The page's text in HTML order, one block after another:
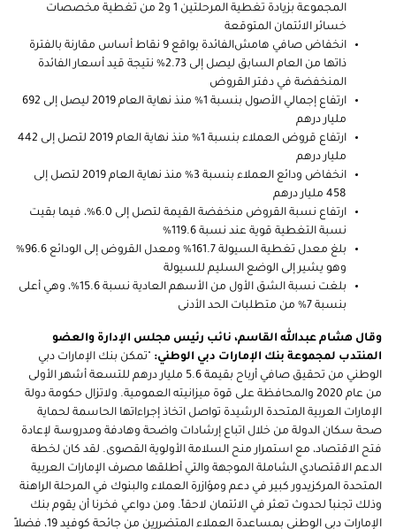
المجموعة بزيادة تغطية المرحلتين 1 و2 من تغطية مخصصات
خسائر الائتمان المتوقعة
انخفاض صافي هامش
الفائدة بواقع 9 نقاط أساس مقارنة بالفترة
ذاتها من العام السابق ليصل إلى 2.73% نتيجة قيد أسعار الفائدة
المنخفضة في دفتر القروض
ارتفاع إجمالي الأصول بنسبة 1% منذ نهاية العام 2019 ليصل إلى 692
مليار درهم
ارتفاع قروض العملاء بنسبة 1% منذ نهاية العام 2019 لتصل إلى 442
مليار درهم
انخفاض ودائع العملاء بنسبة 3% منذ نهاية العام 2019 لتصل إلى
458 مليار درهم
ارتفاع نسبة القروض منخفضة القيمة لتصل إلى 6.0%، فيما بقيت
نسبة التغطية قوية عند نسبة 119.6%
بلغ معدل تغطية السيولة 161.7% ومعدل القروض إلى الودائع 96.6%
وهو يشير إلى الوضع السليم للسيولة
بلغت نسبة الشق الأول من الأسهم العادية نسبة 15.6%، وهي أعلى
بنسبة 7% من متطلبات الحد الأدنى
وقال هشام عبدالله القاسم، نائب رئيس مجلس الإدارة والعضو
المنتدب لمجموعة بنك الإمارات دبي الوطني: "تمكن بنك الإمارات دبي
الوطني من تحقيق صافي أرباح بقيمة 5.6 مليار درهم للتسعة أشهر الأولى
من عام 2020 والمحافظة على قوة ميزانيته العمومية. ولاتزال حكومة دولة
الإمارات العربية المتحدة الرشيدة تواصل اتخاذ إجراءاتها الحاسمة لحماية
صحة سكان الدولة من خلال اتباع إرشادات واضحة وهادفة ومدروسة لإعادة
فتح الاقتصاد، مع استمرار منح السلامة الأولوية القصوى. لقد كان لخطة
الدعم الاقتصادي الشاملة الموجهة والتي أطلقها مصرف الإمارات العربية
المتحدة المركزيدور كبير في دعم ومؤازرة العملاء والبنوك في المرحلة الراهنة
وذلك تجنباً لحدوث تعثر في الائتمان لاحقاً. ومن دواعي فخرنا أن يقوم بنك
الإمارات دبي الوطني بمساعدة العملاء المتضررين من جائحة كوفيد 19، فضلاً